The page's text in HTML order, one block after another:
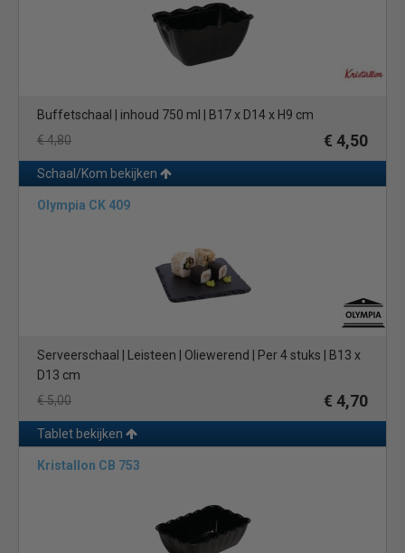
schalen van APS zijn echte toppers voor de poke bowl.
Presenteer uw culinaire creaties op de meest aantrekkelijke
manier met onze uitgebreide collectie serveerschalen! Deze
collectie is perfect voor uw restaurant, bistro, cateringbedrijf of
kleuren, maten en materialen.
Leisteen serveerschalen: Met hun robuuste uiterlijk ennatuurlijke
textuur, zorgen onze leisteen serveerschalen voor een
dramatisch en stijlvol contrast met uw gerechten. Ze zijn ideaal
Porseleinen serveerschalen: Verfijnd en elegant, onze
porseleinen serveerschalen bieden een klassieke presentatie die
nooit uit de mode raakt. Of u nu een hoofdgerecht of een
dessert serveert, deze schalen zorgen ervoor dat uw gerechten
Houten serveerschalen: Creëer een warme en rustieke sfeer
met onze
. Perfect voor het serveren van
brood, salades en andere comfort food, deze schalen voegen
een charmante en huiselijke touch toe aan uw tafelsetting.
Melamine serveerschalen: Voor een duurzame en praktische
Ondanks hun lichte gewicht, zijn deze schalen verrassend sterk
en zijn ze bestand tegen krassen en breuken.
Buffetschaal | inhoud 750 ml | B17 x D14 x H9 cm
€ 4,80
€ 4,50
Schaal/Kom bekijken
Olympia CK 409
Serveerschaal | Leisteen | Oliewerend | Per 4 stuks | B13 x
D13 cm
€ 5,00
€ 4,70
Tablet bekijken
Kristallon CB 753